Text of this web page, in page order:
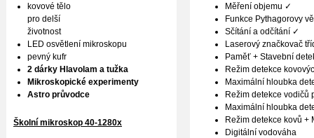
Měření objemu ✓
Funkce Pythagorovy
Sčítání a odčítání ✓
Laserový značkovač
Paměť + Stavební
Režim detekce
Maximální hloubka
Režim detekce vodičů
Maximální hloubka
Režim detekce kovů +
Digitální vodováha
kovové tělo
pro delší
životnost
LED osvětlení mikroskopu
pevný kufr
2 dárky Hlavolam a tužka
Mikroskopické experimenty
Astro průvodce
Školní mikroskop 40-1280x